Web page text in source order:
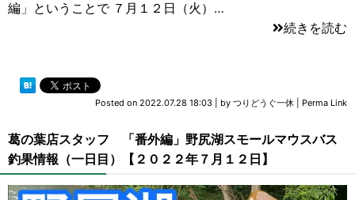
編」ということで ７月１２日（火）…
続きを読む
Posted on 2022.07.28 18:03 by つりどうぐ一休 Perma Link
葛の葉店スタッフ 「番外編」野尻湖スモールマウスバス
釣果情報（一日目）【２０２２年７月１２日】